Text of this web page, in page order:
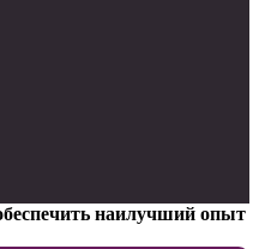
наилучший опыт